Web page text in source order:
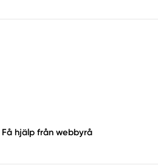
Få hjälp från webbyrå